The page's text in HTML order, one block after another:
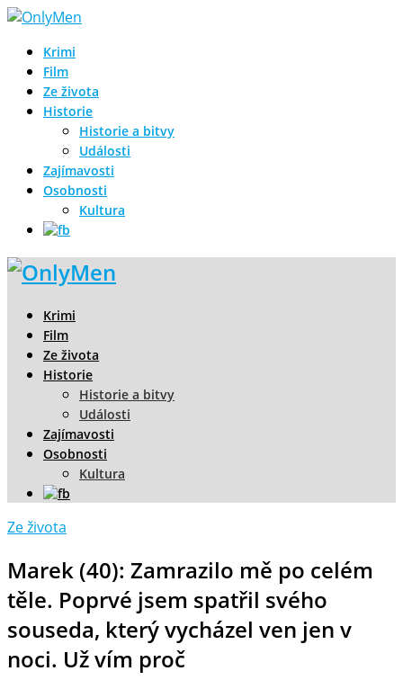
Krimi
Film
Ze života
Historie
Historie a bitvy
Události
Zajímavosti
Osobnosti
Kultura
Krimi
Film
Ze života
Historie
Historie a bitvy
Události
Zajímavosti
Osobnosti
Kultura
Ze života
Marek (40): Zamrazilo mě po celém
těle. Poprvé jsem spatřil svého
souseda, který vycházel ven jen v
noci. Už vím proč